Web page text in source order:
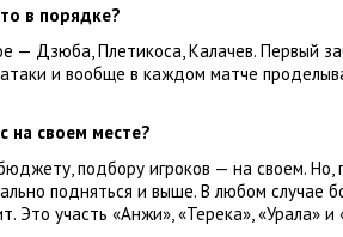
в порядке?
— Дзюба, Плетикоса, Калачев. Первый
атаки и вообще в каждом матче
на своем месте?
подбору игроков — на своем. Но,
подняться и выше. В любом случае
Это участь «Анжи», «Терека», «Урала» и